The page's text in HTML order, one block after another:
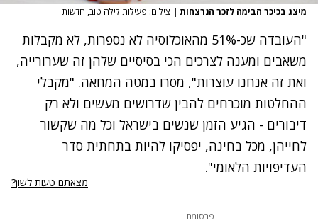
מיצג בכיכר הבימה לזכר הנרצחות | צילום: פעילות לילה טוב, חדשות
"העובדה שכ-51% מהאוכלוסיה לא נספרות, לא מקבלות
משאבים ומענה לצרכים הכי בסיסיים שלהן זה שערורייה,
ואת זה אנחנו עוצרות", מסרו במטה המחאה. "מקבלי
ההחלטות מוכרחים להבין שדרושים מעשים ולא רק
דיבורים - הגיע הזמן שנשים בישראל וכל מה שקשור
לחייהן, מכל בחינה, יפסיקו להיות בתחתית סדר
העדיפויות הלאומי".
מצאתם טעות לשון?
פרסומת